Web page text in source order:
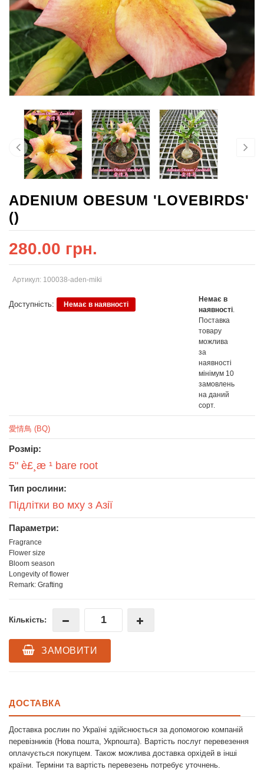
ADENIUM OBESUM 'LOVEBIRDS'
()
280.00 грн.
Артикул: 100038-aden-miki
Доступність: Немає в наявності
Немає в
наявності
Поставка
товару
можлива
за
наявності
мінімум 10
замовлень
на даний
сорт.
愛情鳥 (BQ)
Розмір:
5" è£¸æ ¹ bare root
Тип рослини:
Підлітки во мху з Азії
Параметри:
Fragrance
Flower size
Bloom season
Longevity of flower
Remark: Grafting
Кількість:
ЗАМОВИТИ
ДОСТАВКА
Доставка рослин по Україні здійснюється за допомогою компаній
перевізників (Нова пошта, Укрпошта). Вартість послуг перевезення
оплачується покупцем. Також можлива доставка орхідей в інші
країни. Терміни та вартість перевезень потребує уточнень.